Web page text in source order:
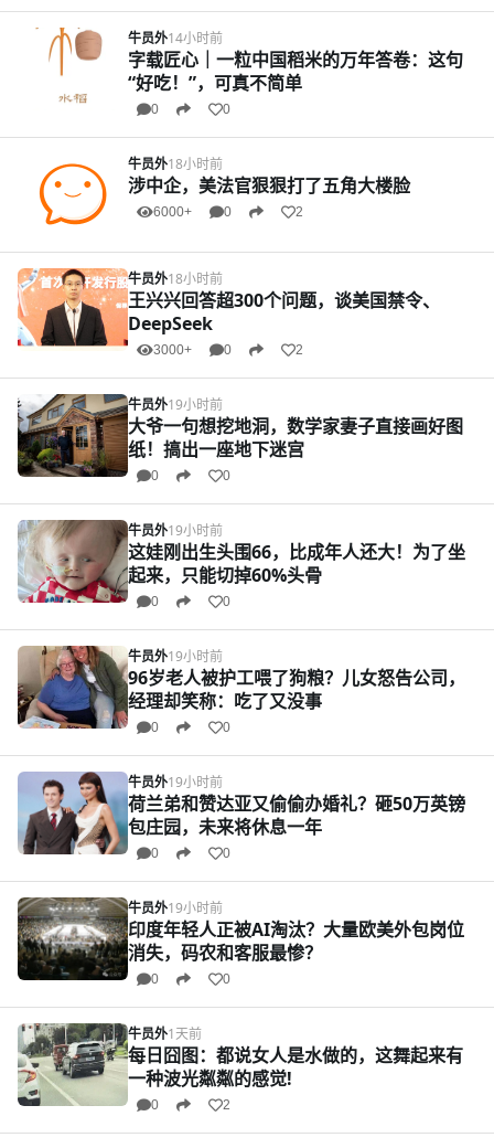
牛员外14小时前
字载匠心｜一粒中国稻米的万年答卷：这句
“好吃！”，可真不简单
0 0
牛员外18小时前
涉中企，美法官狠狠打了五角大楼脸
6000+ 0 2
牛员外18小时前
王兴兴回答超300个问题，谈美国禁令、
DeepSeek
3000+ 0 2
牛员外19小时前
大爷一句想挖地洞，数学家妻子直接画好图
纸！搞出一座地下迷宫
0 0
牛员外19小时前
这娃刚出生头围66，比成年人还大！为了坐
起来，只能切掉60%头骨
0 0
牛员外19小时前
96岁老人被护工喂了狗粮？儿女怒告公司，
经理却笑称：吃了又没事
0 0
牛员外19小时前
荷兰弟和赞达亚又偷偷办婚礼？砸50万英镑
包庄园，未来将休息一年
0 0
牛员外19小时前
印度年轻人正被AI淘汰？大量欧美外包岗位
消失，码农和客服最惨？
0 0
牛员外1天前
每日囧图：都说女人是水做的，这舞起来有
一种波光粼粼的感觉!
0 2